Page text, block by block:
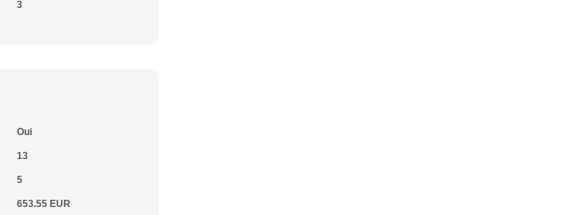
3
Oui
13
5
653.55 EUR